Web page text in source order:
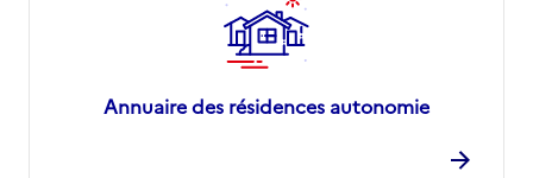
Annuaire des résidences autonomie